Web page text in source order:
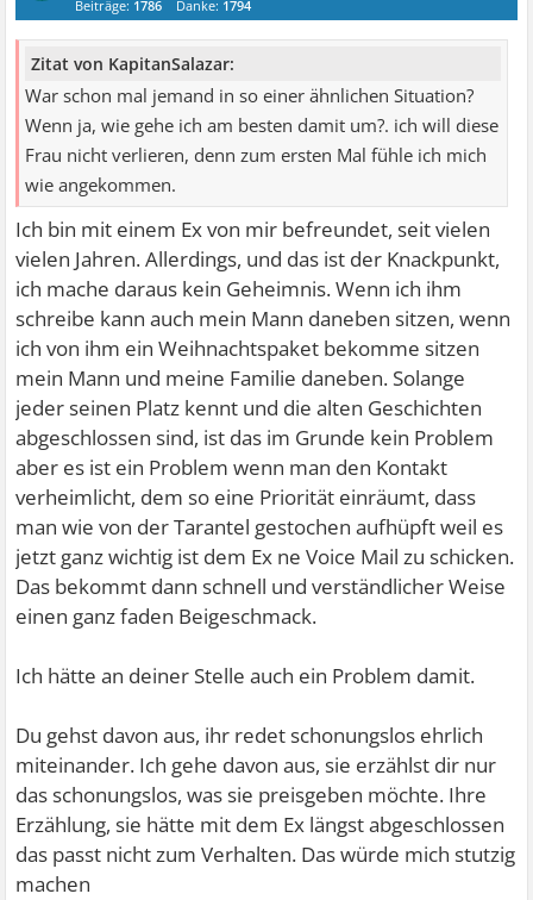
Beiträge: 1786 Danke: 1794
Zitat von KapitanSalazar:
War schon mal jemand in so einer ähnlichen Situation?
Wenn ja, wie gehe ich am besten damit um?. ich will diese
Frau nicht verlieren, denn zum ersten Mal fühle ich mich
wie angekommen.
Ich bin mit einem Ex von mir befreundet, seit vielen
vielen Jahren. Allerdings, und das ist der Knackpunkt,
ich mache daraus kein Geheimnis. Wenn ich ihm
schreibe kann auch mein Mann daneben sitzen, wenn
ich von ihm ein Weihnachtspaket bekomme sitzen
mein Mann und meine Familie daneben. Solange
jeder seinen Platz kennt und die alten Geschichten
abgeschlossen sind, ist das im Grunde kein Problem
aber es ist ein Problem wenn man den Kontakt
verheimlicht, dem so eine Priorität einräumt, dass
man wie von der Tarantel gestochen aufhüpft weil es
jetzt ganz wichtig ist dem Ex ne Voice Mail zu schicken.
Das bekommt dann schnell und verständlicher Weise
einen ganz faden Beigeschmack.
Ich hätte an deiner Stelle auch ein Problem damit.
Du gehst davon aus, ihr redet schonungslos ehrlich
miteinander. Ich gehe davon aus, sie erzählst dir nur
das schonungslos, was sie preisgeben möchte. Ihre
Erzählung, sie hätte mit dem Ex längst abgeschlossen
das passt nicht zum Verhalten. Das würde mich stutzig
machen